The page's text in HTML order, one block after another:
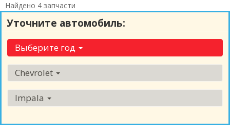
Найдено 4 запчасти
Уточните автомобиль:
Выберите год
Chevrolet
Impala